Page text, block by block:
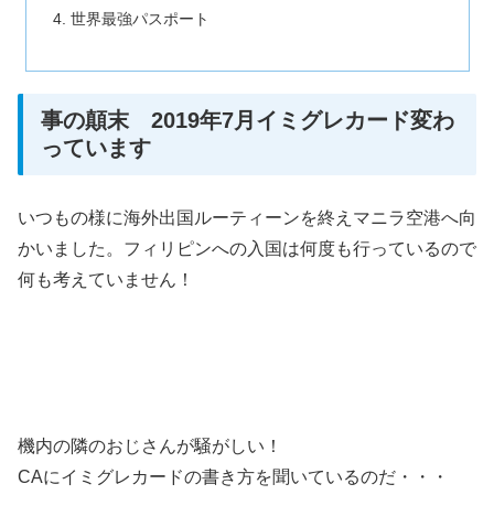
世界最強パスポート
事の顛末 2019年7月イミグレカード変わ
っています
いつもの様に海外出国ルーティーンを終えマニラ空港へ向
かいました。フィリピンへの入国は何度も行っているので
何も考えていません！
機内の隣のおじさんが騒がしい！
CAにイミグレカードの書き方を聞いているのだ・・・